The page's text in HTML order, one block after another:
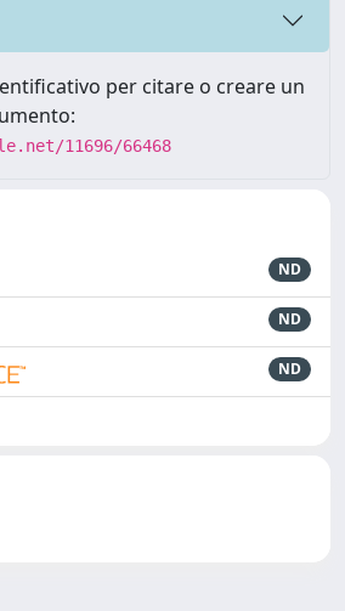
per citare o creare un
11696/66468
ND
ND
ND